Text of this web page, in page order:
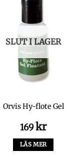
SLUT I LAGER
Orvis Hy-flote Gel
169kr
LÄS MER